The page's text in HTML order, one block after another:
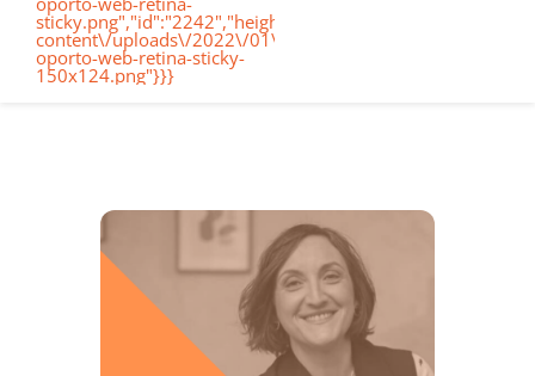
content\/uploads\/2022\/01\/logo-
oporto-web-retina-sticky-
150x124.png"}}}
Nuestro Cole
Virtual School